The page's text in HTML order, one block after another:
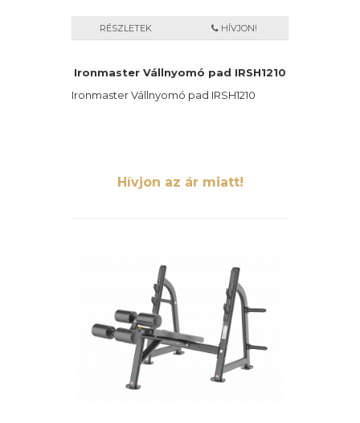
RÉSZLETEK HÍVJON!
Ironmaster Vállnyomó pad IRSH1210
Ironmaster Vállnyomó pad IRSH1210
Hívjon az ár miatt!